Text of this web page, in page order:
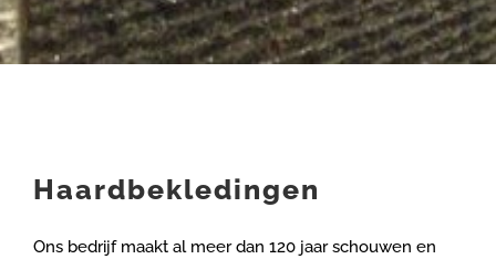
Haardbekledingen
Ons bedrijf maakt al meer dan 120 jaar schouwen en